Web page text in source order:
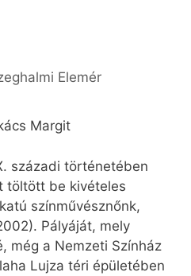
Elemér
Margit
századi történetében
töltött be kivételes
színművésznőnk,
Pályáját, mely
még a Nemzeti Színház
Lujza téri épületében